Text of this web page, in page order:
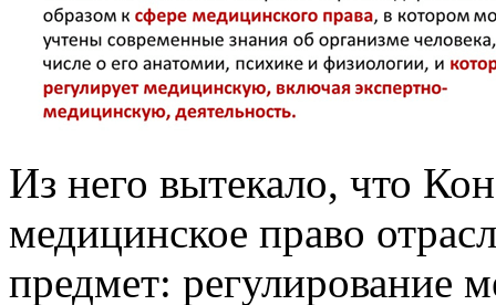
Из него вытекало, что
медицинское право
предмет: регулирование